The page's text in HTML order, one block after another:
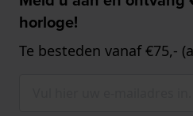
horloge!
Te besteden vanaf €75,-